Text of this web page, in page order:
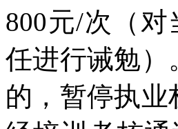
800元/次（
任进行诫勉）
的，暂停执